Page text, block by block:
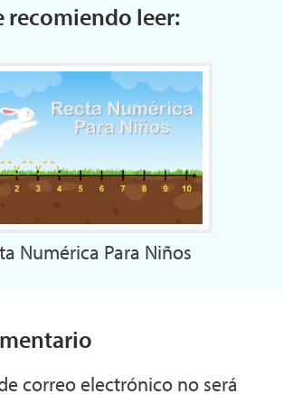
recomiendo leer:
Numérica Para Niños
correo electrónico no será